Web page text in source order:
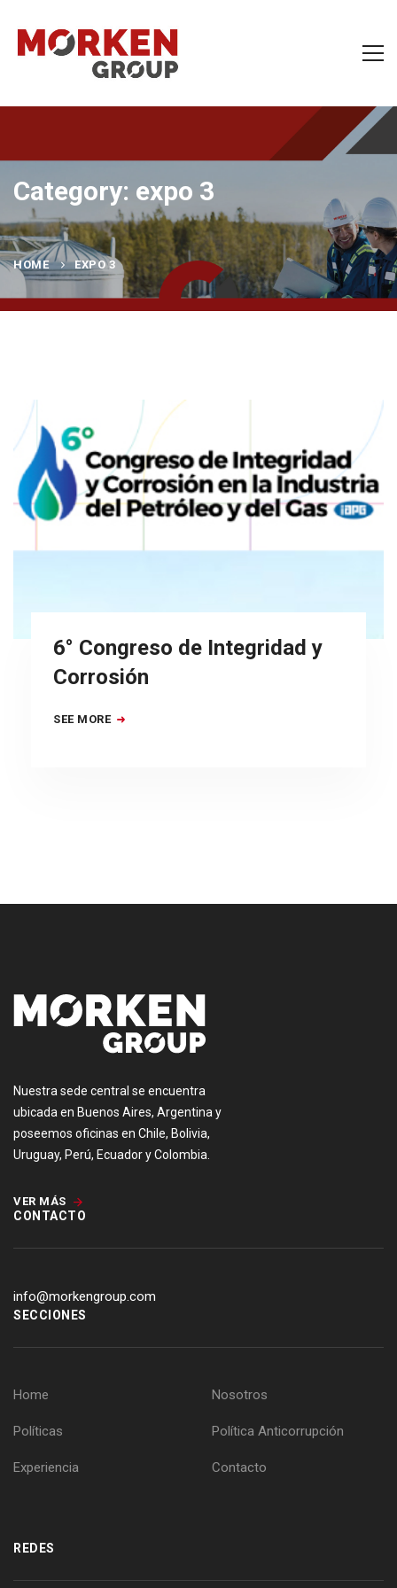
Category: expo 3
HOME EXPO 3
6° Congreso de Integridad y
Corrosión
SEE MORE
Nuestra sede central se encuentra
ubicada en Buenos Aires, Argentina y
poseemos oficinas en Chile, Bolivia,
Uruguay, Perú, Ecuador y Colombia.
VER MÁS
CONTACTO
info@morkengroup.com
SECCIONES
Home Nosotros
Políticas Política Anticorrupción
Experiencia Contacto
REDES